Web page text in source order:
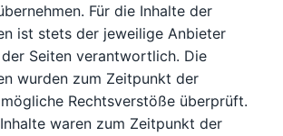
Für die Inhalte der
ist stets der jeweilige Anbieter
Seiten verantwortlich. Die
wurden zum Zeitpunkt der
Rechtsverstöße überprüft.
waren zum Zeitpunkt der